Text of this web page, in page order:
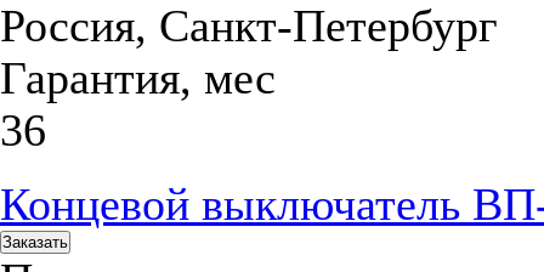
Россия, Санкт-Петербург
Гарантия, мес
36
Концевой выключатель
Заказать